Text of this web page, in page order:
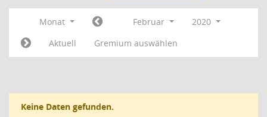
Monat Februar
2020
Aktuell
Gremium auswählen
Keine Daten gefunden.